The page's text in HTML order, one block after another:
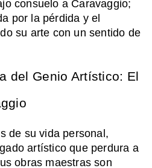
consuelo a Caravaggio;
por la pérdida y el
su arte con un sentido de
del Genio Artístico: El
de su vida personal,
artístico que perdura a
obras maestras son